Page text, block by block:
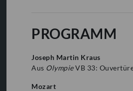
PROGRAMM
Joseph Martin Kraus
Aus OlympieVB 33:
Mozart